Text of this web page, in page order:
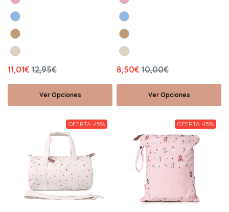
11,01€ 12,95€
Ver Opciones
8,50€ 10,00€
Ver Opciones
OFERTA -15% OFERTA -15%